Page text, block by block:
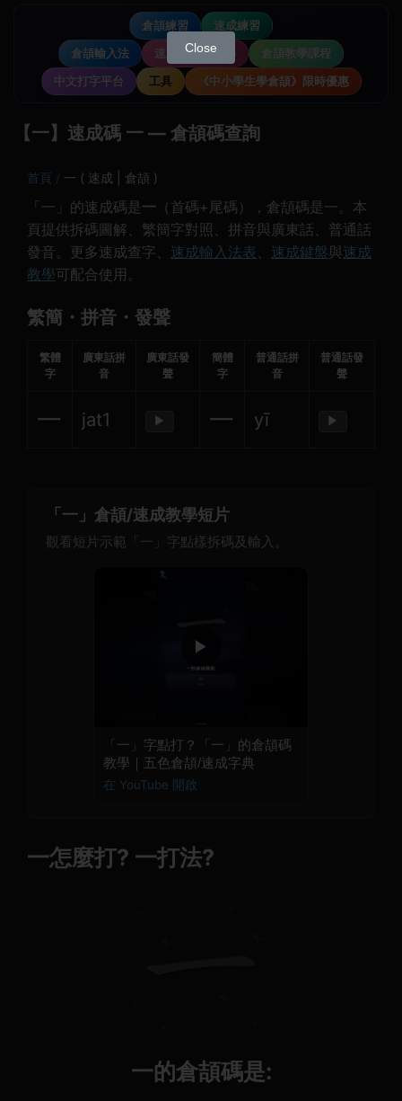
倉頡練習
速成練習
倉頡輸入法
速成輸入法教學
倉頡教學課程
中文打字平台
工具 《中小學生學倉頡》限時優惠
【一】速成碼 一 — 倉頡碼查詢
首頁 一 ( 速成 | 倉頡 )
「一」的速成碼是 一 （首碼+尾碼），倉頡碼是一。本
頁提供拆碼圖解、繁簡字對照、拼音與廣東話、普通話
發音。更多速成查字、 速成輸入法表、 速成鍵盤與速成
教學可配合使用。
繁簡・拼音・發聲
繁體
字
廣東話拼
音
廣東話發
聲
簡體
字
普通話拼
音
普通話發
聲
一 jat1 ▶ 一 yī ▶
「一」倉頡/速成教學短片
觀看短片示範「一」字點樣拆碼及輸入。
▶
「一」字點打？「一」的倉頡碼
教學｜五色倉頡/速成字典
在 YouTube 開啟
一怎麼打? 一打法?
一的倉頡碼是:
Close